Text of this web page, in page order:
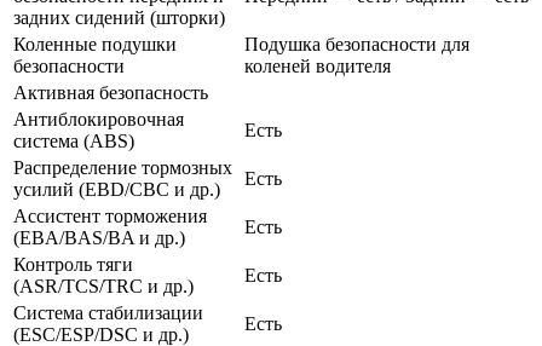
задних сидений (шторки)
Коленные подушки
безопасности
Подушка безопасности для
коленей водителя
Активная безопасность
Антиблокировочная
система (ABS)
Есть
Распределение тормозных
усилий (EBD/CBC и др.)
Есть
Ассистент торможения
(EBA/BAS/BA и др.)
Есть
Контроль тяги
(ASR/TCS/TRC и др.)
Есть
Система стабилизации
(ESC/ESP/DSC и др.)
Есть